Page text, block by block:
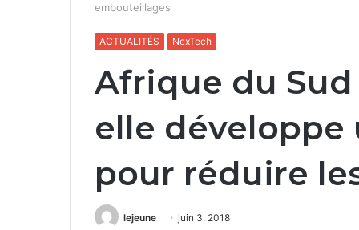
embouteillages
ACTUALITÉS NexTech
Afrique du Sud
elle
pour réduire
lejeune juin 3, 2018